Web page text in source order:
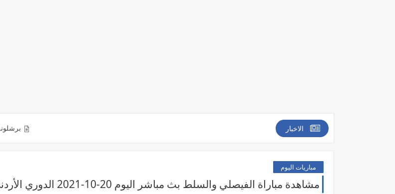
الاخبار برشلونة يقترب
مباريات اليوم
مشاهدة مباراة الفيصلي والسلط بث مباشر اليوم 20-10-2021 الدوري الأردني